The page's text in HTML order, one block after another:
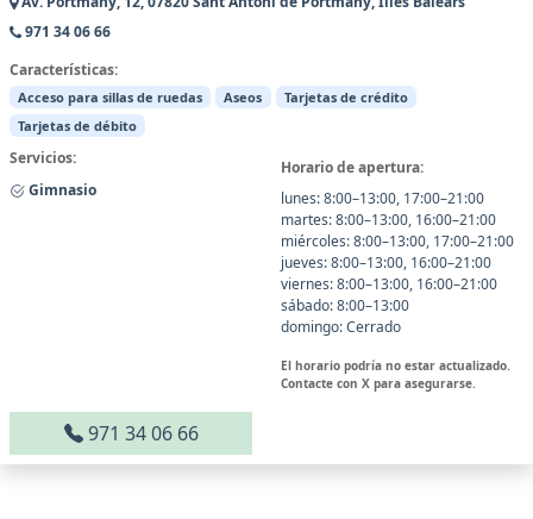
971 34 06 66
Características:
Acceso para sillas de ruedas Aseos
Tarjetas de crédito
Tarjetas de débito
Servicios:
Gimnasio
Horario de apertura:
lunes: 8:00–13:00, 17:00–21:00
martes: 8:00–13:00, 16:00–21:00
miércoles: 8:00–13:00, 17:00–21:00
jueves: 8:00–13:00, 16:00–21:00
viernes: 8:00–13:00, 16:00–21:00
sábado: 8:00–13:00
domingo: Cerrado
El horario podría no estar actualizado.
Contacte con X para asegurarse.
971 34 06 66